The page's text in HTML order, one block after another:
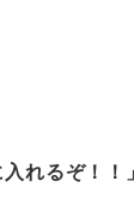
れるぞ！！」